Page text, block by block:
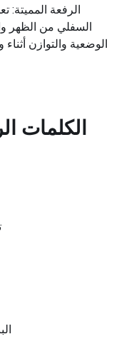
الرفعة المميتة:
السفلي من الظهر
الوضعية والتوازن
الكلمات